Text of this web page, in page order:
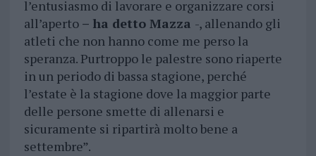
l’entusiasmo di lavorare e organizzare corsi
all’aperto – ha detto Mazza -, allenando gli
atleti che non hanno come me perso la
speranza. Purtroppo le palestre sono riaperte
in un periodo di bassa stagione, perché
l’estate è la stagione dove la maggior parte
delle persone smette di allenarsi e
sicuramente si ripartirà molto bene a
settembre”.